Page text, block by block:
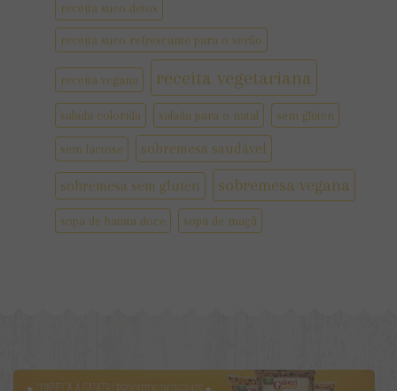
receita suco detox
receita suco refrescante para o verão
receita vegana receita vegetariana
salada colorida salada para o natal sem glúten
sem lactose sobremesa saudável
sobremesa sem gluten sobremesa vegana
sopa de batata doce sopa de maçã